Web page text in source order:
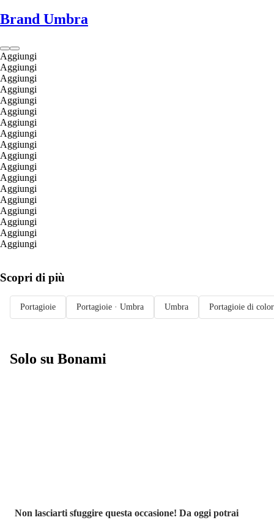
Brand Umbra
Aggiungi
Aggiungi
Aggiungi
Aggiungi
Aggiungi
Aggiungi
Aggiungi
Aggiungi
Aggiungi
Aggiungi
Aggiungi
Aggiungi
Aggiungi
Aggiungi
Aggiungi
Aggiungi
Aggiungi
Aggiungi
Scopri di più
Portagioie Portagioie · Umbra Umbra Portagioie di
Solo su Bonami
Non lasciarti sfuggire questa occasione! Da oggi potrai